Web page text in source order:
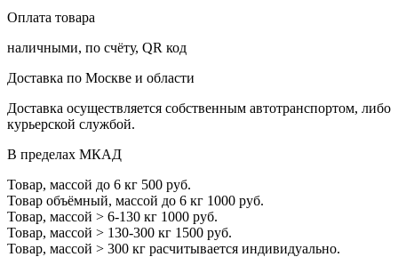
Оплата товара
наличными, по счёту, QR код
Доставка по Москве и области
Доставка осуществляется собственным автотранспортом, либо
курьерской службой.
В пределах МКАД
Товар, массой до 6 кг 500 руб.
Товар объёмный, массой до 6 кг 1000 руб.
Товар, массой > 6-130 кг 1000 руб.
Товар, массой > 130-300 кг 1500 руб.
Товар, массой > 300 кг расчитывается индивидуально.